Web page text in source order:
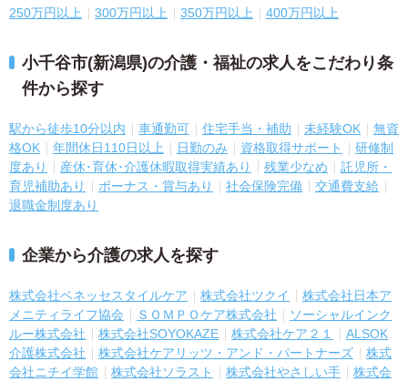
250万円以上 300万円以上 350万円以上 400万円以上
小千谷市(新潟県)の介護・福祉の求人をこだわり条
件から探す
駅から徒歩10分以内 車通勤可 住宅手当・補助 未経験OK
無資
格OK
年間休日110日以上 日勤のみ 資格取得サポート
研修制
度あり
産休･育休･介護休暇取得実績あり 残業少なめ
託児所・
育児補助あり
ボーナス・賞与あり 社会保険完備
交通費支給
退職金制度あり
企業から介護の求人を探す
株式会社ベネッセスタイルケア 株式会社ツクイ
株式会社日本ア
メニティライフ協会
ＳＯＭＰＯケア株式会社
ソーシャルインク
ルー株式会社
株式会社SOYOKAZE 株式会社ケア２１
ALSOK
介護株式会社
株式会社ケアリッツ・アンド・パートナーズ
株式
会社ニチイ学館
株式会社ソラスト 株式会社やさしい手
株式会